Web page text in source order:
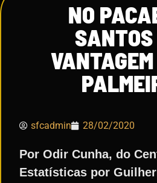
NO
sfcadmin 28/02/2020
Por Odir Cunha, do
Estatísticas por